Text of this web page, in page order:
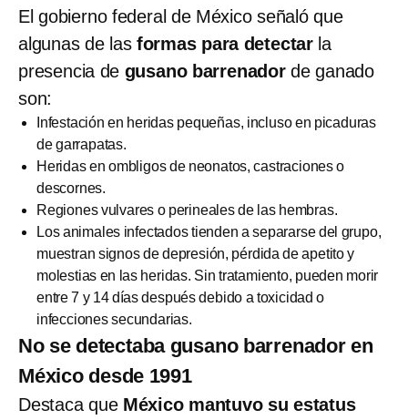
El gobierno federal de México señaló que
algunas de las formas para detectar la
presencia de gusano barrenadorde ganado
son:
Infestación en heridas pequeñas, incluso en picaduras
de garrapatas.
Heridas en ombligos de neonatos, castraciones o
descornes.
Regiones vulvares o perineales de las hembras.
Los animales infectados tienden a separarse del grupo,
muestran signos de depresión, pérdida de apetito y
molestias en las heridas. Sin tratamiento, pueden morir
entre 7 y 14 días después debido a toxicidad o
infecciones secundarias.
No se detectaba gusano barrenador en
México desde 1991
Destaca queMéxico mantuvo su estatus